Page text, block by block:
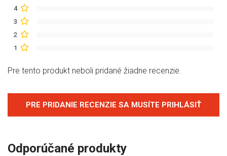
4
3
2
1
Pre tento produkt neboli pridané žiadne recenzie.
PRE PRIDANIE RECENZIE SA MUSÍTE PRIHLÁSIŤ
Odporúčané produkty